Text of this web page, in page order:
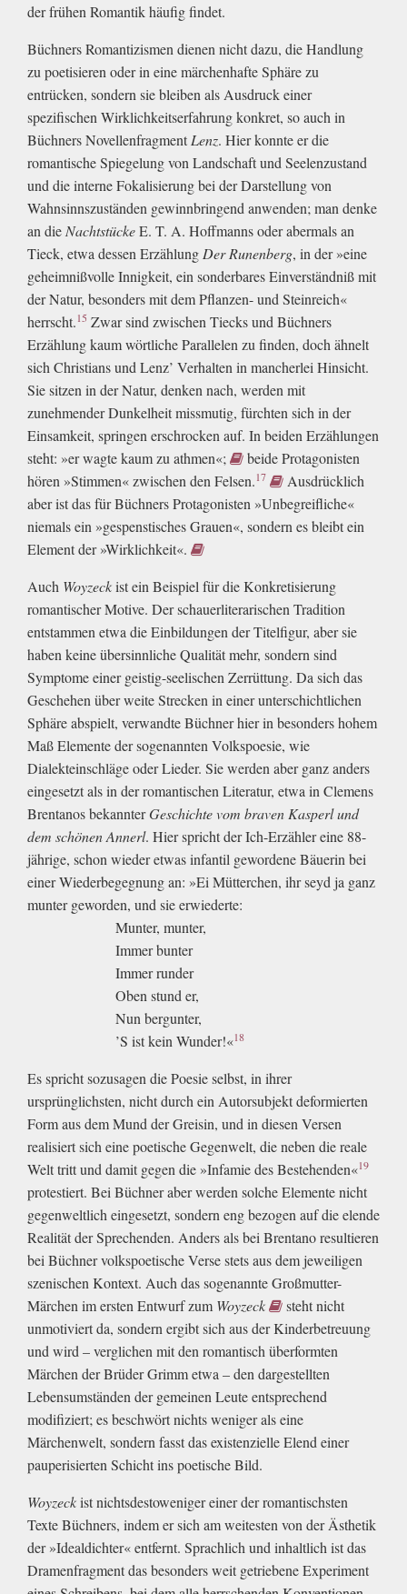
der frühen Romantik häufig findet.
Büchners Romantizismen dienen nicht dazu, die Handlung
zu poetisieren oder in eine märchenhafte Sphäre zu
entrücken, sondern sie bleiben als Ausdruck einer
spezifischen Wirklichkeitserfahrung konkret, so auch in
Büchners Novellenfragment Lenz. Hier konnte er die
romantische Spiegelung von Landschaft und Seelenzustand
und die interne Fokalisierung bei der Darstellung von
Wahnsinnszuständen gewinnbringend anwenden; man denke
an die NachtstückeE. T. A. Hoffmanns oder abermals an
Tieck, etwa dessen Erzählung Der Runenberg, in der »eine
geheimnißvolle Innigkeit, ein sonderbares Einverständniß mit
der Natur, besonders mit dem Pflanzen- und Steinreich«
herrscht.15 Zwar sind zwischen Tiecks und Büchners
Erzählung kaum wörtliche Parallelen zu finden, doch ähnelt
sich Christians und Lenz’ Verhalten in mancherlei Hinsicht.
Sie sitzen in der Natur, denken nach, werden mit
zunehmender Dunkelheit missmutig, fürchten sich in der
Einsamkeit, springen erschrocken auf. In beiden Erzählungen
steht: »er wagte kaum zu athmen«;
beide Protagonisten
hören »Stimmen« zwischen den Felsen.17
Ausdrücklich
aber ist das für Büchners Protagonisten »Unbegreifliche«
niemals ein »gespenstisches Grauen«, sondern es bleibt ein
Element der »Wirklichkeit«.
Auch Woyzeckist ein Beispiel für die Konkretisierung
romantischer Motive. Der schauerliterarischen Tradition
entstammen etwa die Einbildungen der Titelfigur, aber sie
haben keine übersinnliche Qualität mehr, sondern sind
Symptome einer geistig-seelischen Zerrüttung. Da sich das
Geschehen über weite Strecken in einer unterschichtlichen
Sphäre abspielt, verwandte Büchner hier in besonders hohem
Maß Elemente der sogenannten Volkspoesie, wie
Dialekteinschläge oder Lieder. Sie werden aber ganz anders
eingesetzt als in der romantischen Literatur, etwa in Clemens
Brentanos bekannterGeschichte vom braven Kasperl und
dem schönen Annerl. Hier spricht der Ich-Erzähler eine 88-
jährige, schon wieder etwas infantil gewordene Bäuerin bei
einer Wiederbegegnung an: »Ei Mütterchen, ihr seyd ja ganz
munter geworden, und sie erwiederte:
Munter, munter,
Immer bunter
Immer runder
Oben stund er,
Nun bergunter,
’S ist kein Wunder!«18
Es spricht sozusagen die Poesie selbst, in ihrer
ursprünglichsten, nicht durch ein Autorsubjekt deformierten
Form aus dem Mund der Greisin, und in diesen Versen
realisiert sich eine poetische Gegenwelt, die neben die reale
Welt tritt und damit gegen die »Infamie des Bestehenden«19
protestiert. Bei Büchner aber werden solche Elemente nicht
gegenweltlich eingesetzt, sondern eng bezogen auf die elende
Realität der Sprechenden. Anders als bei Brentano resultieren
bei Büchner volkspoetische Verse stets aus dem jeweiligen
szenischen Kontext. Auch das sogenannte Großmutter-
Märchen im ersten Entwurf zum Woyzeck
steht nicht
unmotiviert da, sondern ergibt sich aus der Kinderbetreuung
und wird – verglichen mit den romantisch überformten
Märchen der Brüder Grimm etwa – den dargestellten
Lebensumständen der gemeinen Leute entsprechend
modifiziert; es beschwört nichts weniger als eine
Märchenwelt, sondern fasst das existenzielle Elend einer
pauperisierten Schicht ins poetische Bild.
Woyzeckist nichtsdestoweniger einer der romantischsten
Texte Büchners, indem er sich am weitesten von der Ästhetik
der »Idealdichter« entfernt. Sprachlich und inhaltlich ist das
Dramenfragment das besonders weit getriebene Experiment